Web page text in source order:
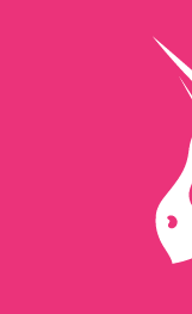
オンラインの送金